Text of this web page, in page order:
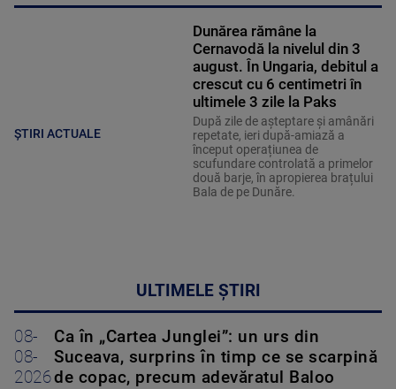
ȘTIRI ACTUALE
Dunărea rămâne la
Cernavodă la nivelul din 3
august. În Ungaria, debitul a
crescut cu 6 centimetri în
ultimele 3 zile la Paks
După zile de așteptare și amânări
repetate, ieri după-amiază a
început operațiunea de
scufundare controlată a primelor
două barje, în apropierea brațului
Bala de pe Dunăre.
ULTIMELE ȘTIRI
08-
08-
2026
Ca în „Cartea Junglei”: un urs din
Suceava, surprins în timp ce se scarpină
de copac, precum adevăratul Baloo